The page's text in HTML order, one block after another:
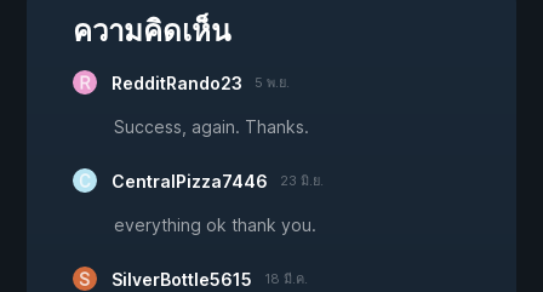
ความคิดเห็น
RedditRando23 5 พ.ย.
Success, again. Thanks.
CentralPizza7446 23 มิ.ย.
everything ok thank you.
SilverBottle5615 18 มี.ค.